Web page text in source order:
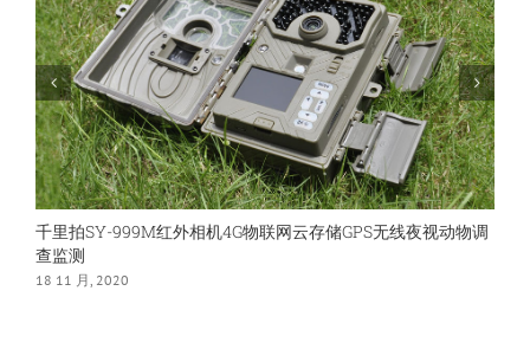
林
业
野
外
调
查
监
控
专
用
千里拍SY-999M红外相机4G物联网云存储GPS无线夜视动物调
查监测
18 11 月, 2020